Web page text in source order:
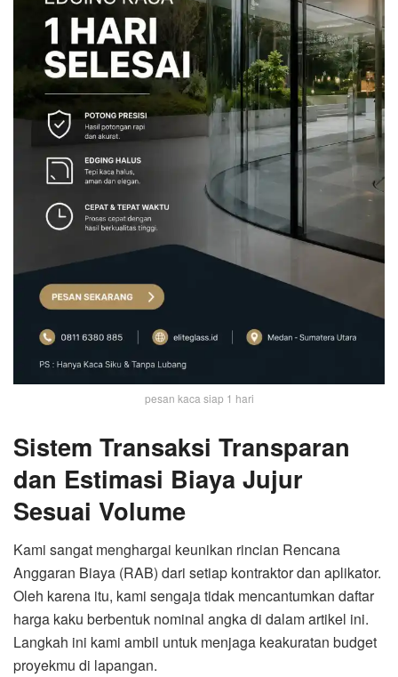
pesan kaca siap 1 hari
Sistem Transaksi Transparan
dan Estimasi Biaya Jujur
Sesuai Volume
Kami sangat menghargai keunikan rincian Rencana
Anggaran Biaya (RAB) dari setiap kontraktor dan aplikator.
Oleh karena itu, kami sengaja tidak mencantumkan daftar
harga kaku berbentuk nominal angka di dalam artikel ini.
Langkah ini kami ambil untuk menjaga keakuratan budget
proyekmu di lapangan.